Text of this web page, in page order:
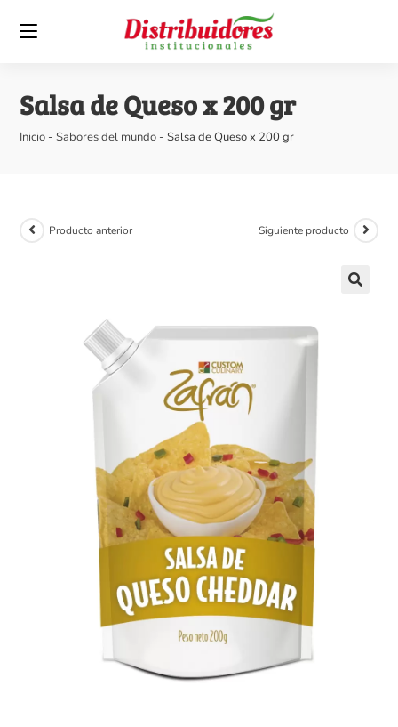
Salsa de Queso x 200 gr
Inicio -Sabores del mundo -Salsa de Queso x 200 gr
Producto anterior Siguiente producto